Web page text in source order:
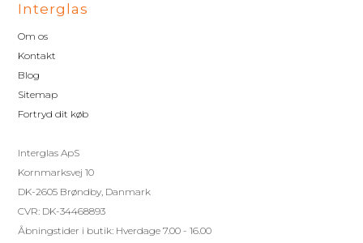
Interglas
Om os
Kontakt
Blog
Sitemap
Fortryd dit køb
Interglas ApS
Kornmarksvej 10
DK-2605 Brøndby, Danmark
CVR: DK-34468893
Åbningstider i butik: Hverdage 7.00 - 16.00